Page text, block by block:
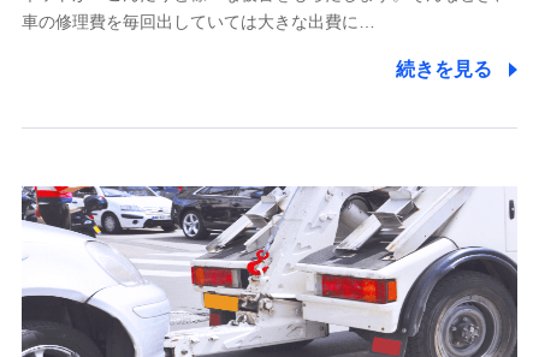
5.通話録音にて取得する情報
7.社員（従業者）の個人情報
人事･勤怠･健康・労務等の管理、給与支給、福利厚生・採用
退職関連処理等の各種手続きのため、当社と従業員または従
業員同士の連絡のため
8.取引先個人情報
車の修理費を毎回出していては大きな出費に…
続きを見る